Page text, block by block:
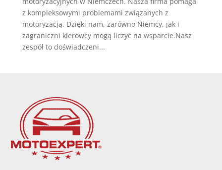
z kompleksowymi problemami związanych z
motoryzacją. Dzięki nam, zarówno Niemcy, jak i
zagraniczni kierowcy mogą liczyć na wsparcie.Nasz
zespół to doświadczeni...